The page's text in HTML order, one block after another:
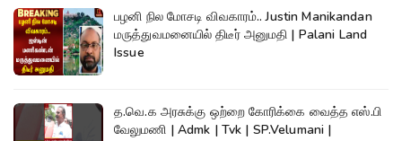
பழனி நில மோசடி விவகாரம்.. Justin Manikandan
மருத்துவமனையில் திடீர் அனுமதி | Palani Land
Issue
த.வெ.க அரசுக்கு ஒற்றை கோரிக்கை வைத்த எஸ்.பி
வேலுமணி | Admk | Tvk | SP.Velumani |